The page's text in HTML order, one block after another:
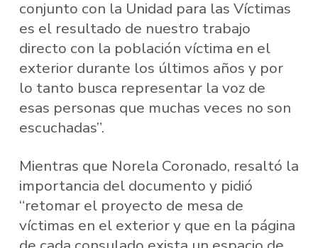
conjunto con la Unidad para las Víctimas
es el resultado de nuestro trabajo
directo con la población víctima en el
exterior durante los últimos años y por
lo tanto busca representar la voz de
esas personas que muchas veces no son
escuchadas”.
Mientras que Norela Coronado, resaltó la
importancia del documento y pidió
“retomar el proyecto de mesa de
víctimas en el exterior y que en la página